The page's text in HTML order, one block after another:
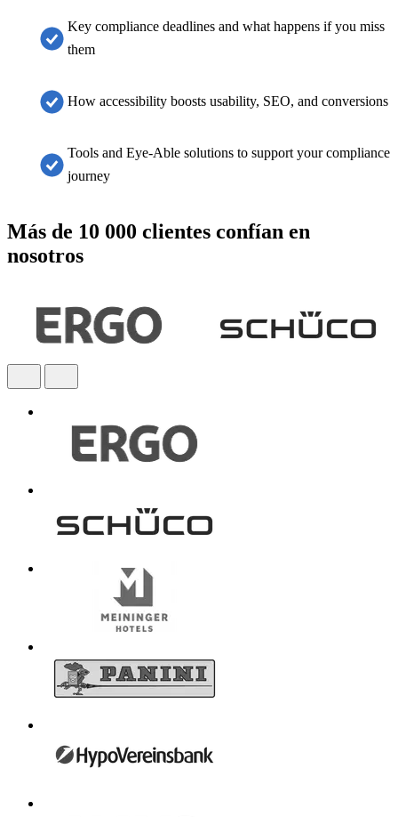
Key compliance deadlines and what happens if you miss
them
How accessibility boosts usability, SEO, and conversions
Tools and Eye-Able solutions to support your compliance
journey
Más de 10 000 clientes confían en
nosotros